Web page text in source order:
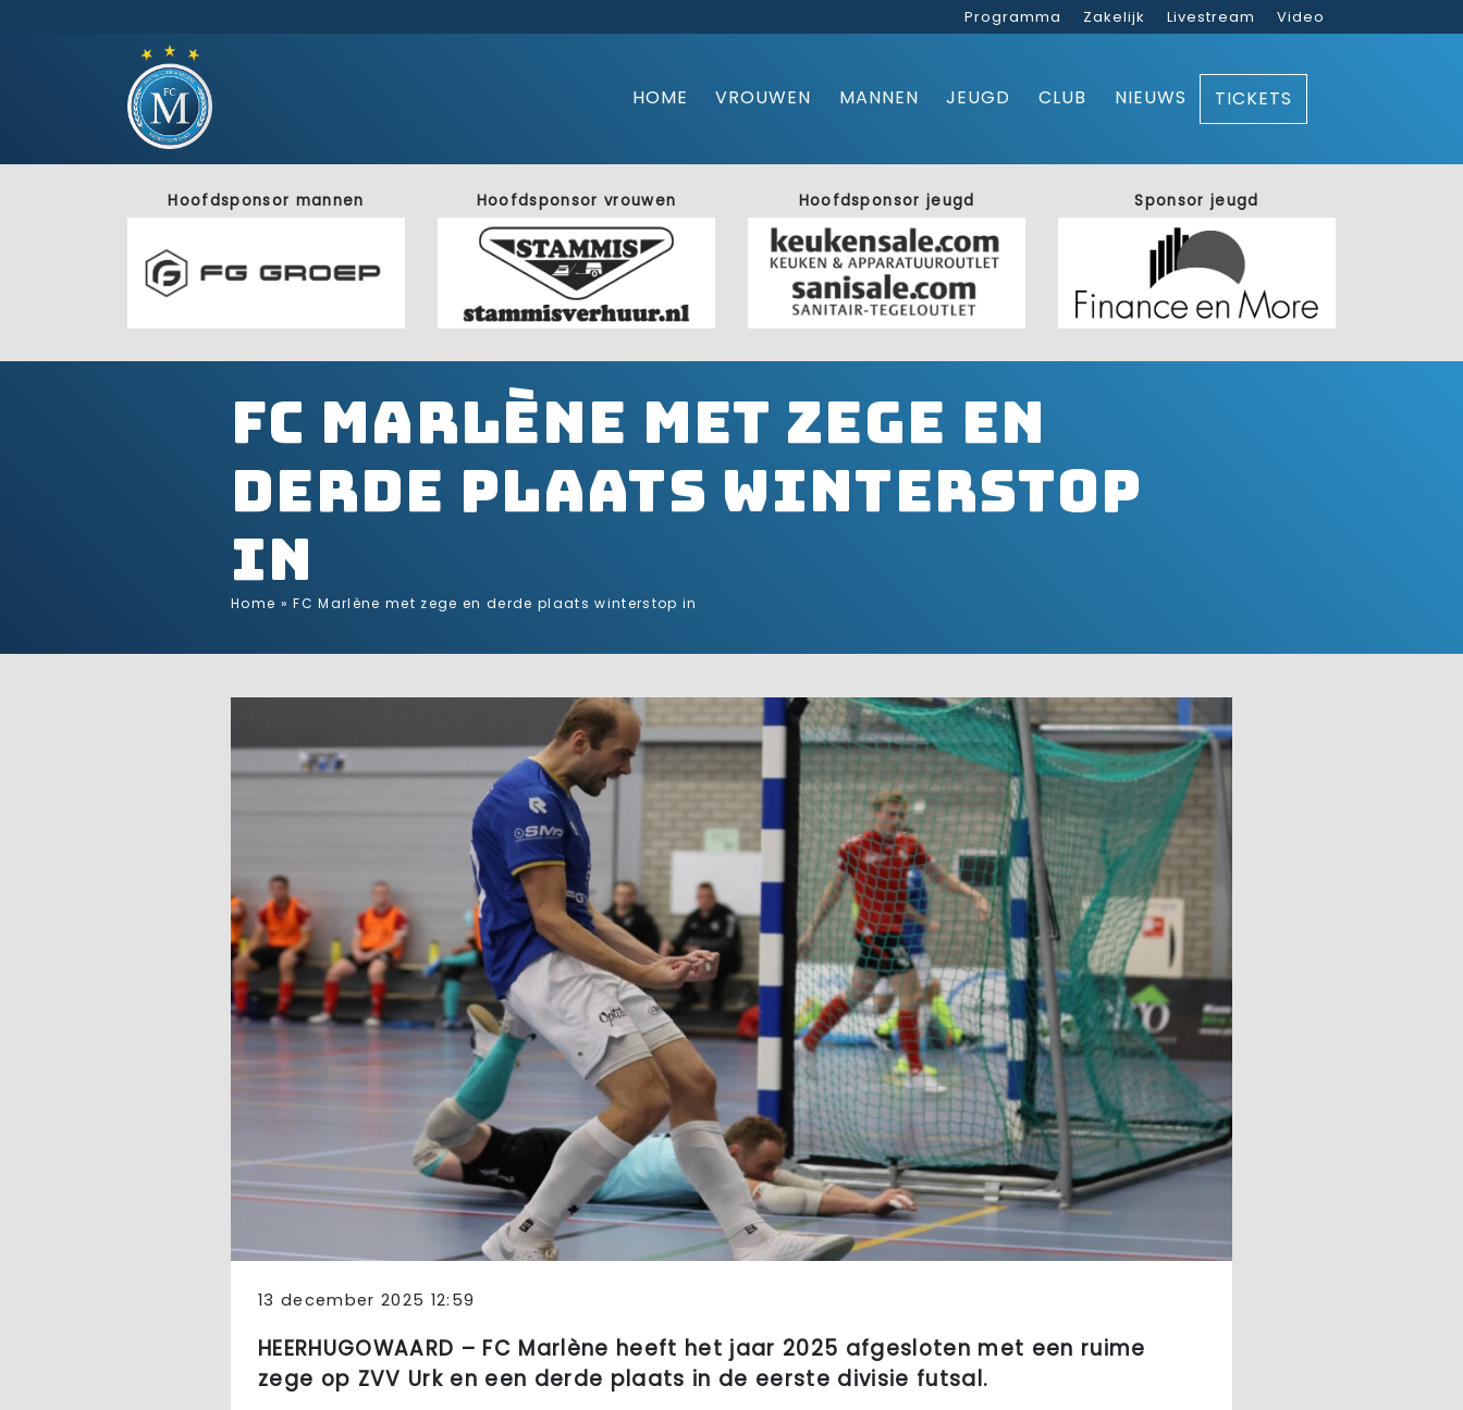
Programma Zakelijk Livestream Video
HOME VROUWEN MANNEN JEUGD CLUB NIEUWS TICKETS
Hoofdsponsor mannen Hoofdsponsor vrouwen Hoofdsponsor jeugd Sponsor jeugd
FC Marlène met zege en
derde plaats winterstop
in
Home »FC Marlène met zege en derde plaats winterstop in
13 december 2025 12:59
HEERHUGOWAARD – FC Marlène heeft het jaar 2025 afgesloten met een ruime
zege op ZVV Urk en een derde plaats in de eerste divisie futsal.